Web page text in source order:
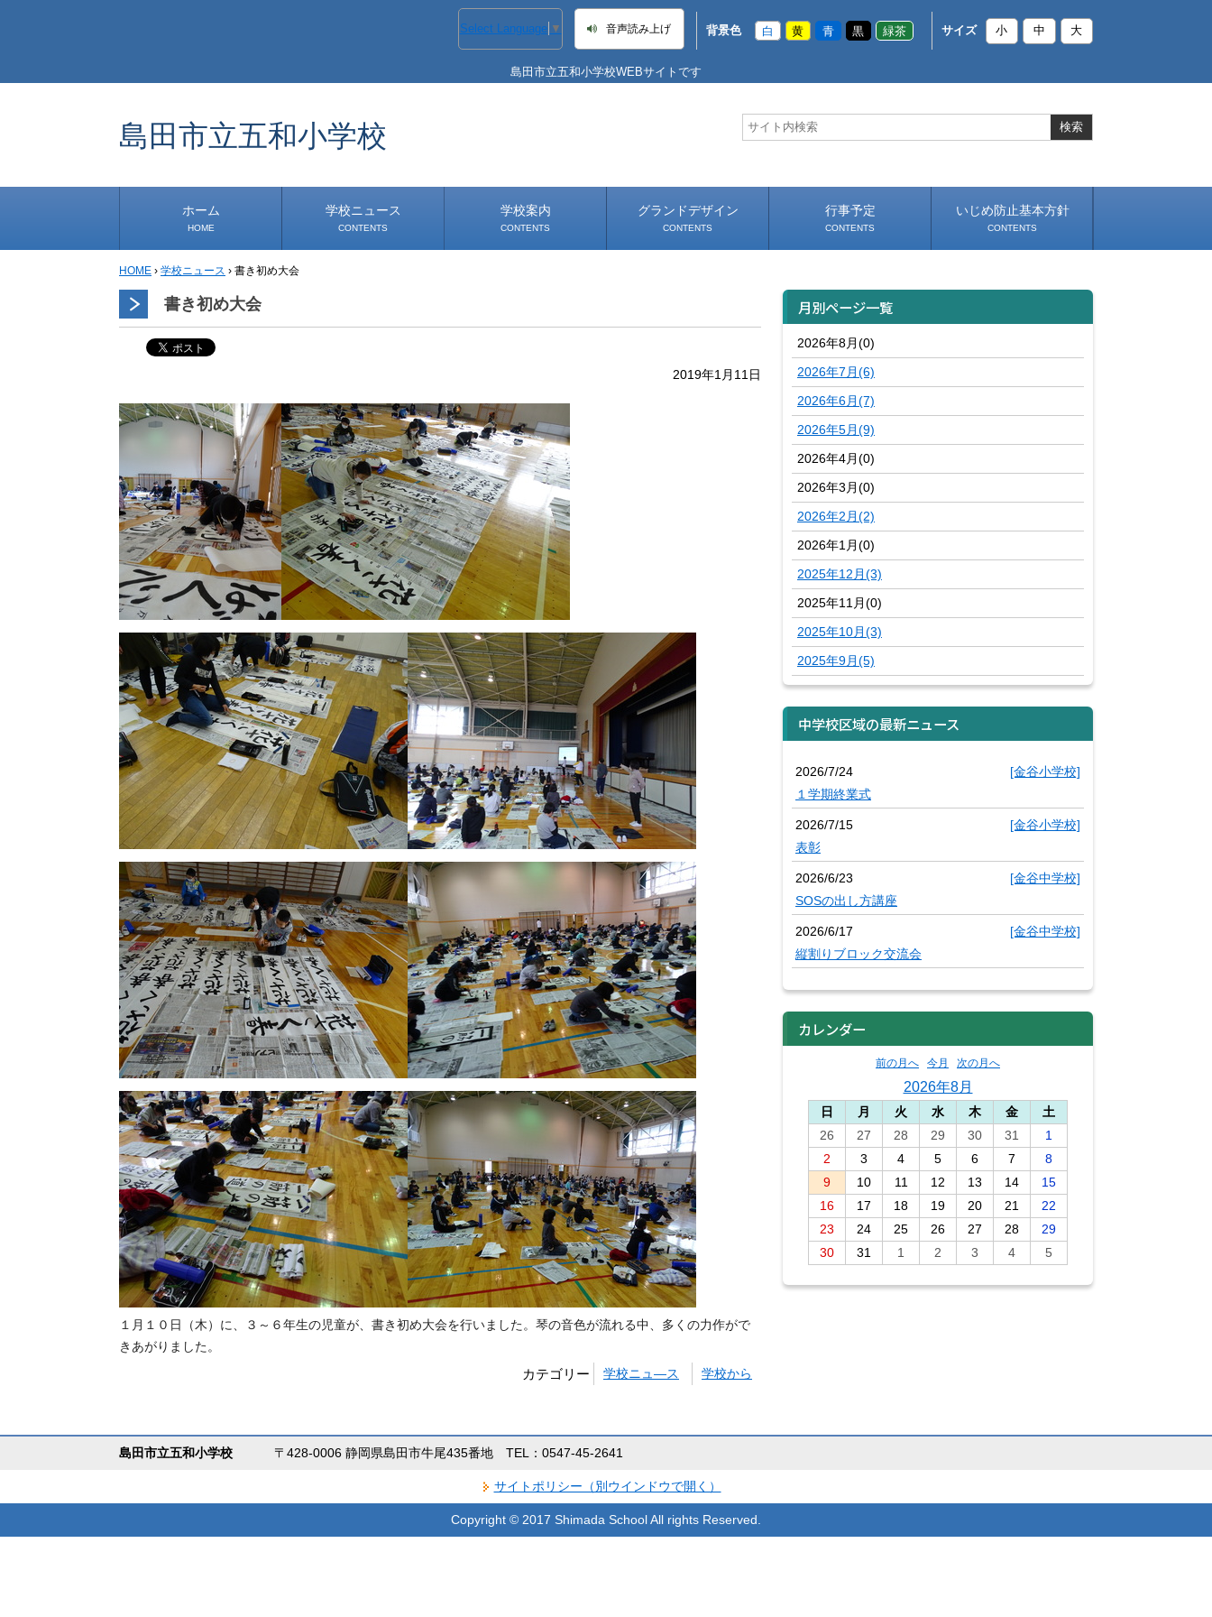
Select Language ▼ 音声読み上げ 背景色 白 黄 青 黒 緑茶 サイズ 小 中 大
島田市立五和小学校WEBサイトです
島田市立五和小学校
ホーム
HOME
学校ニュース
CONTENTS
学校から
安心・安全
1年生
2年生
3年生
4年生
5年生
6年生
事務・保健室から
児童会・部活から
研修
小中連携事業
その他
学校案内
CONTENTS
グランドデザイン
CONTENTS
行事予定
CONTENTS
いじめ防止基本方針
CONTENTS
HOME › 学校ニュース › 書き初め大会
書き初め大会
2019年1月11日
１月１０日（木）に、３～６年生の児童が、書き初め大会を行いました。琴の音色が流れる中、多くの力作がで
きあがりました。
カテゴリー 学校ニュ―ス 学校から
月別ページ一覧
2026年8月(0)
2026年7月(6)
2026年6月(7)
2026年5月(9)
2026年4月(0)
2026年3月(0)
2026年2月(2)
2026年1月(0)
2025年12月(3)
2025年11月(0)
2025年10月(3)
2025年9月(5)
中学校区域の最新ニュース
2026/7/24
[金谷小学校]
１学期終業式
2026/7/15
[金谷小学校]
表彰
2026/6/23
[金谷中学校]
SOSの出し方講座
2026/6/17
[金谷中学校]
縦割りブロック交流会
カレンダー
前の月へ 今月 次の月へ
2026年8月
日 月 火 水 木 金
土
26
27 28 29 30 31
1
2
3 4 5 6 7
8
9
10 11 12 13 14
15
16
17 18 19 20 21
22
23
24 25 26 27 28
29
30
31 1 2 3 4 5
島田市立五和小学校 〒428-0006 静岡県島田市牛尾435番地 TEL：0547-45-2641
サイトポリシー（別ウインドウで開く）
Copyright © 2017 Shimada School All rights Reserved.